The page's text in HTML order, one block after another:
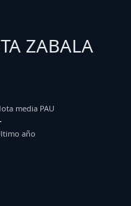
ZABALA
media PAU
año